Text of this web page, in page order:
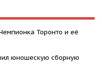
Торонто и её
юношескую сборную